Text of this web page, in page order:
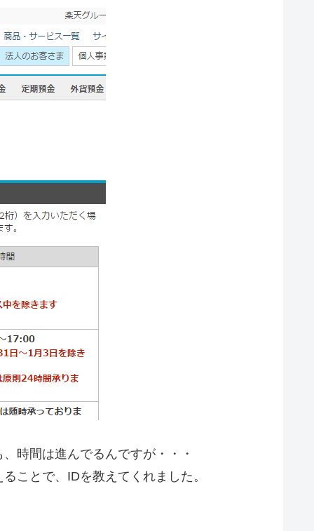
時間は進んでるんですが・・・
ことで、IDを教えてくれました。